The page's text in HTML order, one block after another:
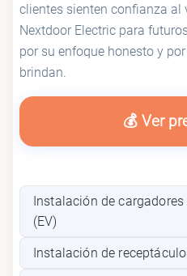
clientes sienten confianza al
Nextdoor Electric para
por su enfoque honesto y
brindan.
💰 Ver
Instalación de
(EV)
Instalación de